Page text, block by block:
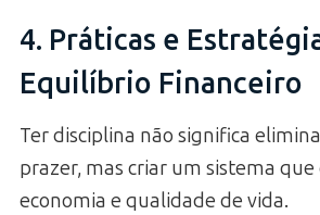
4. Práticas e
Equilíbrio Financeiro
Ter disciplina não significa
prazer, mas criar um sistema
economia e qualidade de vida.